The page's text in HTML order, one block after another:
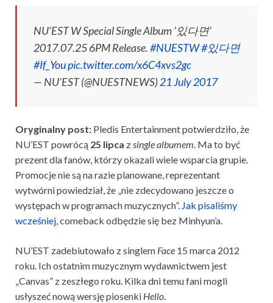
NU’EST W Special Single Album '있다면’
2017.07.25 6PM Release.#NUESTW#있다면
#If_Youpic.twitter.com/x6C4xvs2gc
— NU’EST (@NUESTNEWS)21 July 2017
Oryginalny post: Pledis Entertainment potwierdziło, że
NU’EST powrócą 25 lipca zsingle albumem. Ma to być
prezent dla fanów, którzy okazali wiele wsparcia grupie.
Promocje nie są na razie planowane, reprezentant
wytwórni powiedział, że „nie zdecydowano jeszcze o
występach w programach muzycznych”. Jak pisaliśmy
wcześniej, comeback odbędzie się bez Minhyun’a.
NU’EST zadebiutowało z singlem Face 15 marca 2012
roku. Ich ostatnim muzycznym wydawnictwem jest
„Canvas” z zeszłego roku. Kilka dni temu fani mogli
usłyszeć nową wersję piosenki Hello.